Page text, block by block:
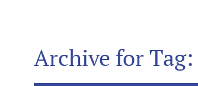
Archive for